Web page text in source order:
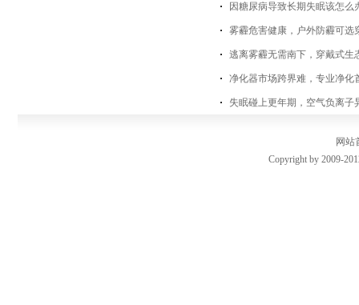
因糖尿病导致长期失眠该怎么
雾霾危害健康，户外防霾可选
逃离雾霾无需南下，穿戴式生
净化器市场跨界难，专业净化
失眠碰上更年期，空气负离子
网站
Copyright by 2009-